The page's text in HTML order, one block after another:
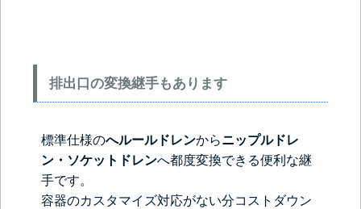
排出口の変換継手もあります
標準仕様のへルールドレンからニップルドレ
ン・ソケットドレンへ都度変換できる便利な継
手です。
容器のカスタマイズ対応がない分コストダウン